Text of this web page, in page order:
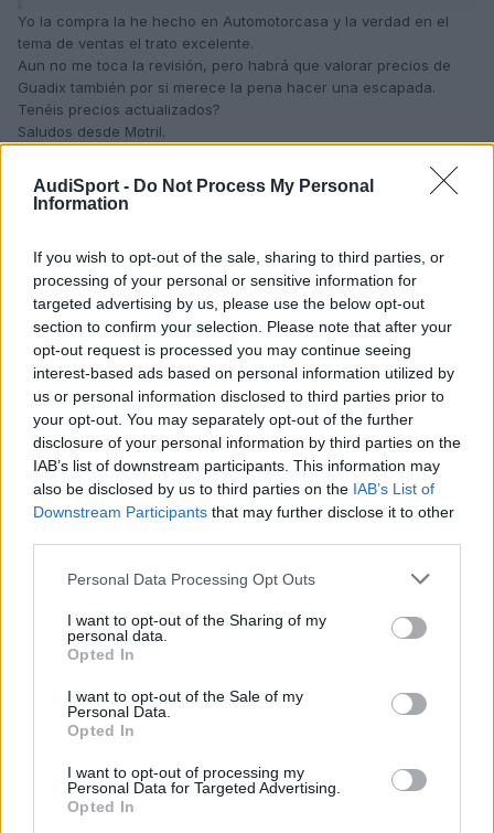
AudiSport - Do Not Process My Personal
Information
If you wish to opt-out of the sale, sharing to third parties, or
processing of your personal or sensitive information for
targeted advertising by us, please use the below opt-out
section to confirm your selection. Please note that after your
opt-out request is processed you may continue seeing
interest-based ads based on personal information utilized by
us or personal information disclosed to third parties prior to
your opt-out. You may separately opt-out of the further
disclosure of your personal information by third parties on the
IAB’s list of downstream participants. This information may
also be disclosed by us to third parties on the IAB’s List of
Downstream Participants that may further disclose it to other
Personal Data Processing Opt Outs
I want to opt-out of the Sharing of my
personal data.
Opted In
I want to opt-out of the Sale of my
Personal Data.
Opted In
I want to opt-out of processing my
Personal Data for Targeted Advertising.
Opted In
Yo la compra la he hecho en Automotorcasa y la verdad en el
tema de ventas el trato excelente.
Aun no me toca la revisión, pero habrá que valorar precios de
Guadix también por si merece la pena hacer una escapada.
Tenéis precios actualizados?
Saludos desde Motril.
4 semanas más tarde...
juanitoelcaminante
Publicado23 de Febrero del 2013
Muchas gracias por la información, tomo nota....
Gretaymoli
Publicado1 de Marzo del 2013
hola, te recomendaria que jamas pongas un pie en
granada capital no tenemos nada de nada yo voy a guadix
a wadimotor la verdad trato excelente y precios muy pero q
de los 40000km yo no utilizo longlife,fueron 78 euros solo
aceite y filtro y la mas cara que he pasado aceite,filtro,filtro
polen, y sustitucion de refrigerante me cobraron 120 euros
de 30 mnts